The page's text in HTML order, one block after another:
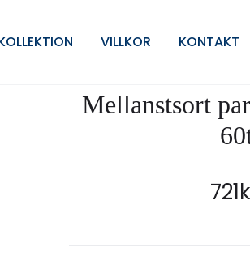
VILLKOR KONTAKT
Mellanstsort
721